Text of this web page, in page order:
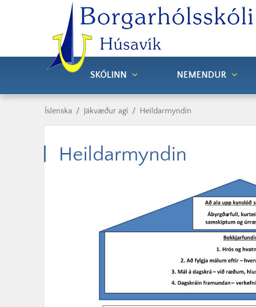
SKÓLINN NEMENDUR
Íslenska / Jákvæður agi / Heildarmyndin
Heildarmyndin